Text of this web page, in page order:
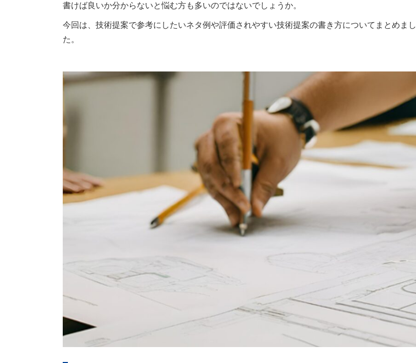
書けば良いか分からないと悩む方も多いのではないでしょうか。
今回は、技術提案で参考にしたいネタ例や評価されやすい技術提案の書き方についてまとめまし
た。